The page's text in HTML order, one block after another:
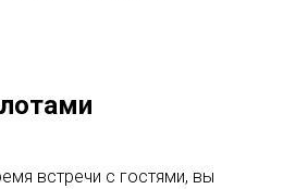
встречи с гостями, вы